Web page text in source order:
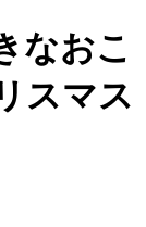
なおこ
スマス